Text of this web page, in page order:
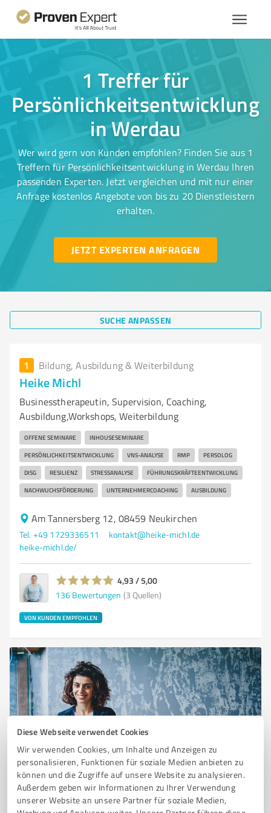
Diese Webseite verwendet Cookies
Wir verwenden Cookies, um Inhalte und Anzeigen zu
personalisieren, Funktionen für soziale Medien anbieten zu
können und die Zugriffe auf unsere Website zu analysieren.
Außerdem geben wir Informationen zu Ihrer Verwendung
unserer Website an unsere Partner für soziale Medien,
1 Treffer für
Persönlichkeitsentwicklung
in Werdau
Wer wird gern von Kunden empfohlen? Finden Sie aus 1
Treffern für Persönlichkeitsentwicklung in Werdau Ihren
passenden Experten. Jetzt vergleichen und mit nur einer
Anfrage kostenlos Angebote von bis zu 20 Dienstleistern
erhalten.
JETZT EXPERTEN ANFRAGEN
SUCHE ANPASSEN
1 Bildung, Ausbildung & Weiterbildung
Heike Michl
Businesstherapeutin, Supervision, Coaching,
Ausbildung,Workshops, Weiterbildung
OFFENE SEMINARE INHOUSESEMINARE
PERSÖNLICHKEITSENTWICKLUNG VNS-ANALYSE RMP PERSOLOG
DISG RESILIENZ STRESSANALYSE FÜHRUNGSKRÄFTEENTWICKLUNG
NACHWUCHSFÖRDERUNG UNTERNEHMERCOACHING AUSBILDUNG
Am Tannersberg 12, 08459 Neukirchen
Tel. +49 1729336511
kontakt@heike-michl.de
heike-michl.de/
4,93 / 5,00
136 Bewertungen (3 Quellen)
VON KUNDEN EMPFOHLEN
Sie möchten auch hier gelistet werden?
Registrieren Sie sich jetzt und werden Sie ein von
Kunden empfohlener ProvenExpert!